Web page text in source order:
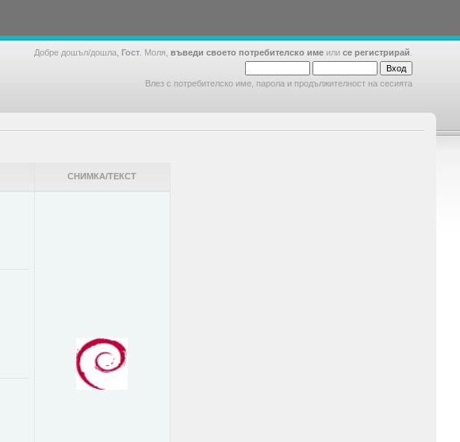
Добре дошъл/дошла, Гост . Моля, въведи своето потребителско име или се регистрирай
Влез с потребителско име, парола и продължителност на сесията
СНИМКА/ТЕКСТ